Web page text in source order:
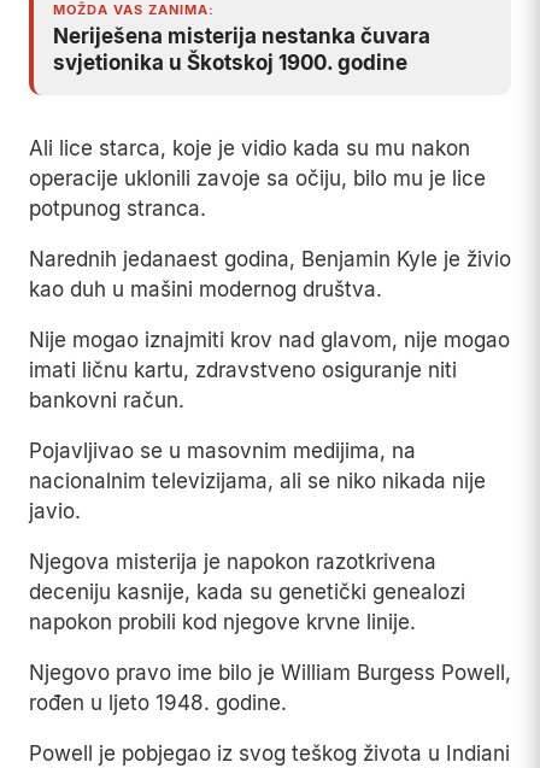
MOŽDA VAS ZANIMA:
Neriješena misterija nestanka čuvara
svjetionika u Škotskoj 1900. godine
Ali lice starca, koje je vidio kada su mu nakon
operacije uklonili zavoje sa očiju, bilo mu je lice
potpunog stranca.
Narednih jedanaest godina, Benjamin Kyle je živio
kao duh u mašini modernog društva.
Nije mogao iznajmiti krov nad glavom, nije mogao
imati ličnu kartu, zdravstveno osiguranje niti
bankovni račun.
Pojavljivao se u masovnim medijima, na
nacionalnim televizijama, ali se niko nikada nije
javio.
Njegova misterija je napokon razotkrivena
deceniju kasnije, kada su genetički genealozi
napokon probili kod njegove krvne linije.
Njegovo pravo ime bilo je William Burgess Powell,
rođen u ljeto 1948. godine.
Powell je pobjegao iz svog teškog života u Indiani